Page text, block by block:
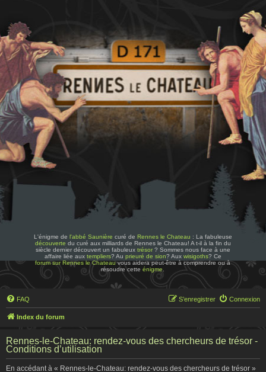
L'énigme de l'abbé Saunière curé de Rennes le Chateau : La fabuleuse
découverte du curé aux milliards de Rennes le Chateau! A t-il à la fin du
siècle dernier découvert un fabuleux trésor? Sommes nous face à une
affaire liée aux templiers? Au prieuré de sion? Aux wisigoths? Ce
forum sur Rennes le Chateauvous aidera peut-être à comprendre ou à
résoudre cetteénigme
FAQ Connexion
S’enregistrer
Index du forum
Rennes-le-Chateau: rendez-vous des chercheurs de trésor -
Conditions d’utilisation
En accédant à « Rennes-le-Chateau: rendez-vous des chercheurs de trésor »